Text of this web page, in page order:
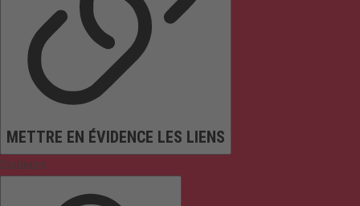
METTRE EN ÉVIDENCE LES LIENS
Couleurs